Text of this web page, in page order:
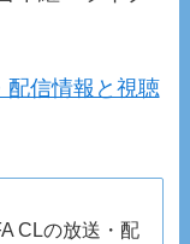
配信情報と視聴
CLの放送・配